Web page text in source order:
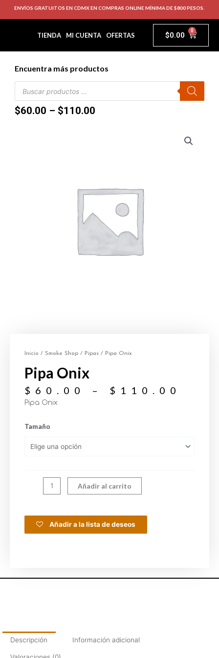
ENVÍOS GRATUITOS EN CDMX EN COMPRAS ONLINE MÍNIMA DE $800 PESOS.
TIENDA MI CUENTA OFERTAS $0.00 0
Encuentra más productos
$60.00 – $110.00
Inicio / Smoke Shop / Pipas / Pipa Onix
Pipa Onix
$ 60.00 – $ 110.00
Pipa Onix
Tamaño
Añadir al carrito
Añadir a la lista de deseos
Descripción Información adicional